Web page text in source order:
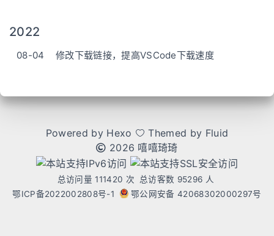
2022
08-04 修改下载链接，提高VSCode下载速度
Powered by Hexo Themed by Fluid
2026 嘻嘻琦琦
总访问量111420 次 总访客数 95296 人
鄂ICP备2022002808号-1
鄂公网安备 42068302000297号